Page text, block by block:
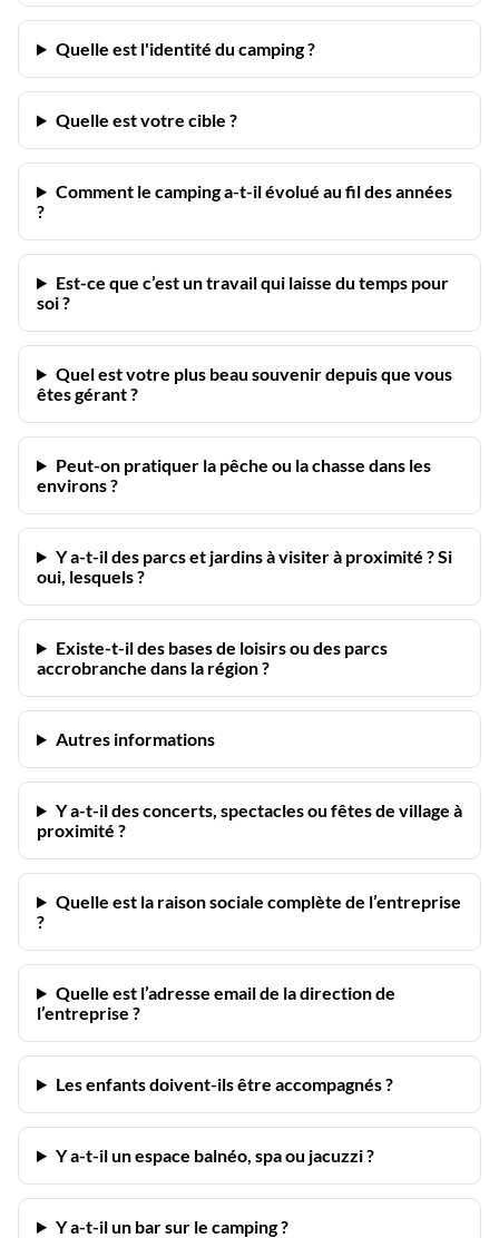
Quelle est l'identité du camping ?
Quelle est votre cible ?
Comment le camping a-t-il évolué au fil des années
?
Est-ce que c’est un travail qui laisse du temps pour
soi ?
Quel est votre plus beau souvenir depuis que vous
êtes gérant ?
Peut-on pratiquer la pêche ou la chasse dans les
environs ?
Y a-t-il des parcs et jardins à visiter à proximité ? Si
oui, lesquels ?
Existe-t-il des bases de loisirs ou des parcs
accrobranche dans la région ?
Autres informations
Y a-t-il des concerts, spectacles ou fêtes de village à
proximité ?
Quelle est la raison sociale complète de l’entreprise
?
Quelle est l’adresse email de la direction de
l’entreprise ?
Les enfants doivent-ils être accompagnés ?
Y a-t-il un espace balnéo, spa ou jacuzzi ?
Y a-t-il un bar sur le camping ?